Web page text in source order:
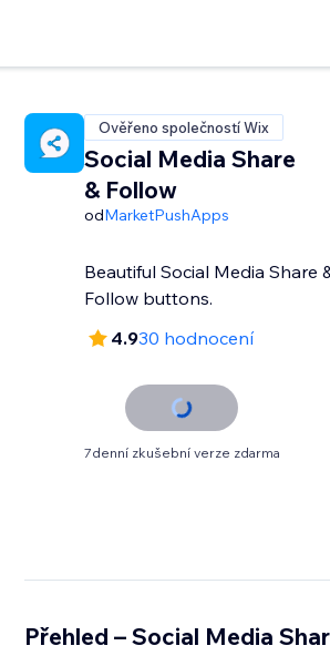
Ověřeno společností Wix
Social Media Share
& Follow
odMarketPushApps
Beautiful Social Media Share
Follow buttons.
4.930 hodnocení
7denní zkušební verze zdarma
Přehled – Social Media